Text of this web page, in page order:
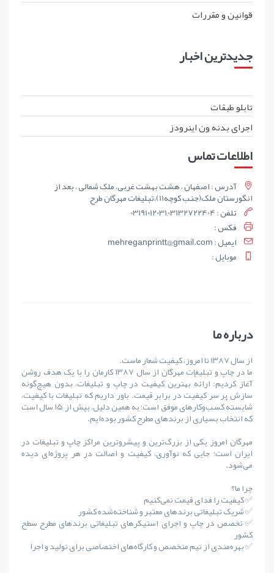
قوانين و مقررات
جدیدترین اخبار
تابلو طبقات
اجرای بدنه ون اینرودز
اطلاعات تماس
آدرس : اصفهان ، هشت بهشت غربی، ملک شمالی ، بعد از
انگورستان ملک(جنب کوچه11)،تبلیغات مهرگان طرح
تلفن : 03191012031,03132722404
فکس :
ايميل : mehreganprintt@gmail.com
موبايل :
درباره ما
از سال ۱۳۸۷ تا امروز، کیفیت شعار ماست.
ما در چاپ و تبلیغات مهرگان از سال ۱۳۸۷ کارمان را با یک هدف روشن
آغاز کردیم: ارائهٔ بهترین کیفیت در چاپ و تبلیغات، بدون هیچ‌گونه
سازش بر سر کیفیت در برابر قیمت. باور داریم که تبلیغات با کیفیت،
شایستهٔ کسب‌وکارهای موفق است؛ به همین دلیل، بیش از ۱۵ سال است
که انتخاب بسیاری از برندهای مطرح کشور بوده‌ایم.
مهرگان امروز یکی از بزرگ‌ترین و پیشروترین مراکز چاپ و تبلیغات در
ایران است؛ جایی که نوآوری، کیفیت و اصالت در هر پروژه‌ای دیده
می‌شود.
چرا ما؟
✅ کیفیت را فدای قیمت نمی‌کنیم
✅ شریک تبلیغاتی برندهای معتبر و شناخته‌شده کشور
✅ تخصص در چاپ و اجرای استیکرهای تبلیغاتی برندهای مطرح سطح
کشور
✅ بهره‌مندی از تیم متخصص و کارگاه‌های اختصاصی برای تولید و اجرا